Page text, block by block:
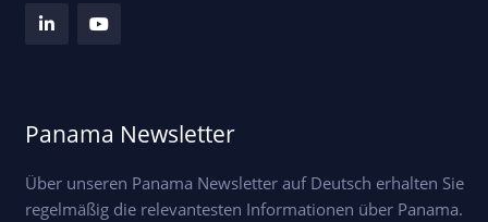
Panama Newsletter
Über unseren Panama Newsletter auf Deutsch erhalten Sie
regelmäßig die relevantesten Informationen über Panama.